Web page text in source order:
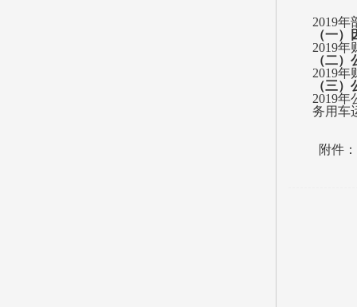
2019年
（一
2019年
（二
2019年
（三
2019年
务用车
附件：